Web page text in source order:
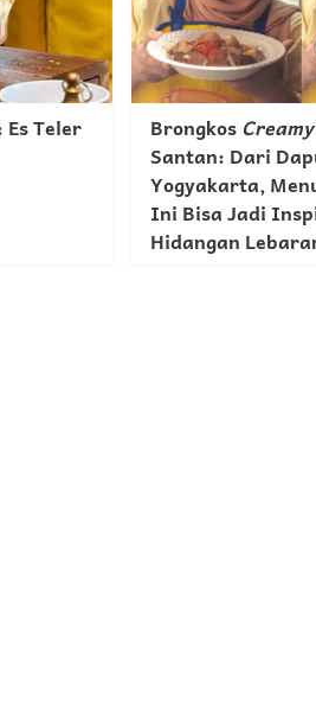
Teler
BrongkosCreamy
Santan: Dari
Yogyakarta,
Ini Bisa Jadi
Hidangan